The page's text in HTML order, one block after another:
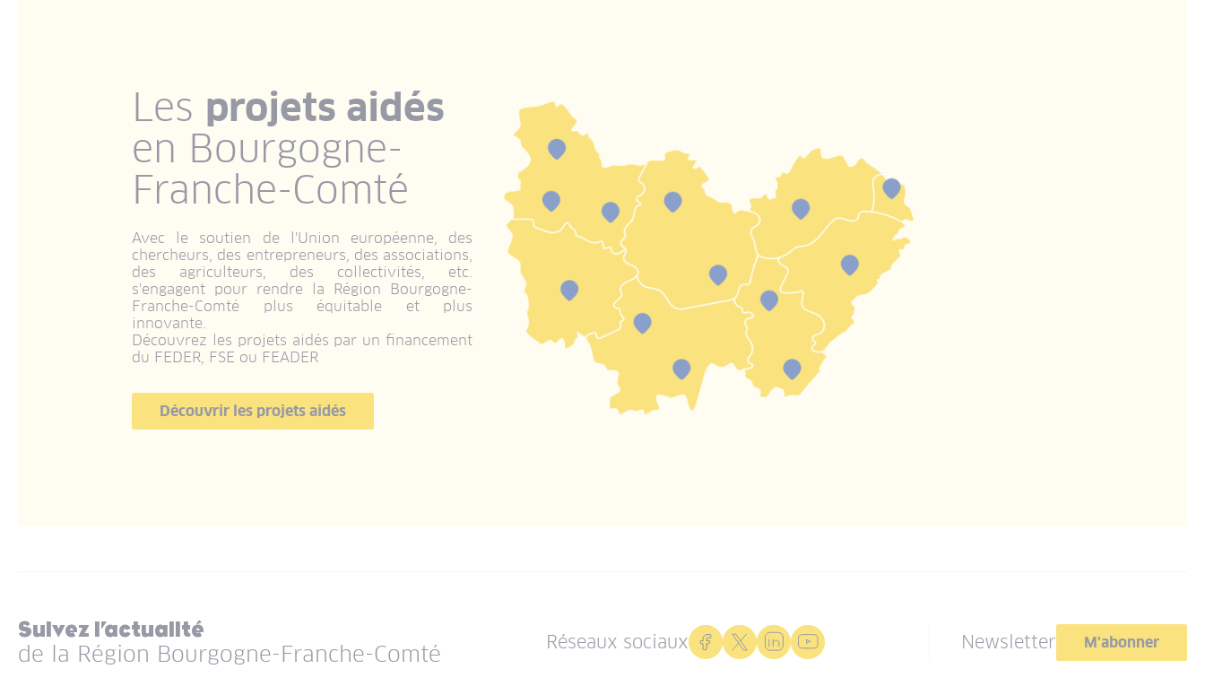
Les projets aidés
en Bourgogne-
Franche-Comté
Avec le soutien de l'Union européenne, des
chercheurs, des entrepreneurs, des associations,
des agriculteurs, des collectivités, etc.
s'engagent pour rendre la Région Bourgogne-
Franche-Comté plus équitable et plus
innovante.
Découvrez les projets aidés par un financement
du FEDER, FSE ou FEADER
Découvrir les projets aidés
Suivez l’actualité
de la Région Bourgogne-Franche-Comté Réseaux sociaux Newsletter M'abonner